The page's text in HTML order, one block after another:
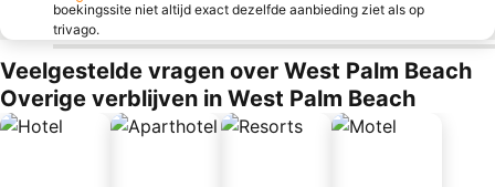
boekingssite niet altijd exact dezelfde aanbieding ziet als op
trivago.
Veelgestelde vragen over West Palm Beach
Overige verblijven in West Palm Beach